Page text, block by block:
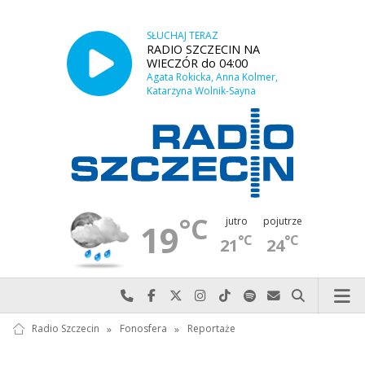
SŁUCHAJ TERAZ
RADIO SZCZECIN NA
WIECZÓR do 04:00
Agata Rokicka, Anna Kolmer,
Katarzyna Wolnik-Sayna
19°C jutro
21°C
pojutrze
24°C
Najlepiej po prostu do nas zadzwoń
Odwiedź nas na Facebook-u
Odwiedź nas na X
Odwiedź nas na Instagram-ie
Odwiedź nas na TikTok-u
Szukaj nas na Spotify
Wyślij do nas
Szukaj
Radio Szczecin » Fonosfera » Reportaże